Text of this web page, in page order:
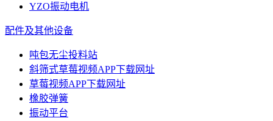
YZO振动电机
配件及其他设备
吨包无尘投料站
斜筛式草莓视频APP下载网址
草莓视频APP下载网址
橡胶弹簧
振动平台